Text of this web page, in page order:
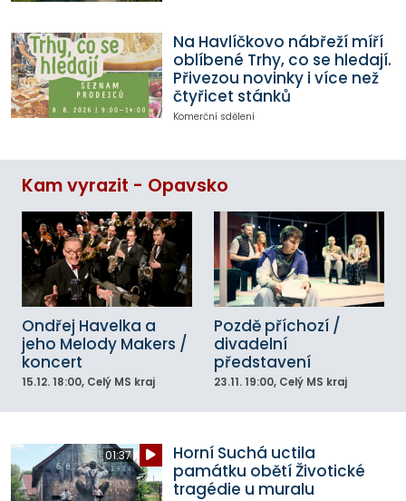
Na Havlíčkovo nábřeží míří
oblíbené Trhy, co se hledají.
Přivezou novinky i více než
čtyřicet stánků
Komerční sdělení
Kam vyrazit - Opavsko
Ondřej Havelka a
jeho Melody Makers /
koncert
15.12. 18:00, Celý MS kraj
Pozdě příchozí /
divadelní
představení
23.11. 19:00, Celý MS kraj
01:37
Horní Suchá uctila
památku obětí Životické
tragédie u muralu